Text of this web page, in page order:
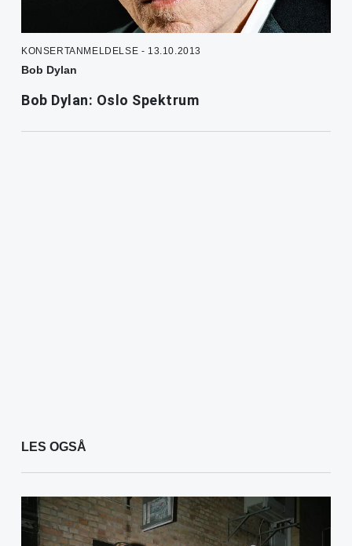
KONSERTANMELDELSE - 13.10.2013
Bob Dylan
Bob Dylan: Oslo Spektrum
LES OGSÅ